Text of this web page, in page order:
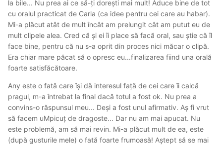
la bile... Nu prea ai ce să-ți dorești mai mult! Aduce bine de tot
cu oralul practicat de Carla (ca idee pentru cei care au habar).
Mi-a plăcut atât de mult încât am prelungit cât am putut eu de
mult clipele alea. Cred că și ei îi place să facă oral, sau știe că îl
face bine, pentru că nu s-a oprit din proces nici măcar o clipă.
Era chiar mare păcat să o opresc eu...finalizarea fiind una orală
foarte satisfăcătoare.
Any este o fată care își dă interesul față de cei care îi calcă
pragul, m-a întrebat la final dacă totul a fost ok. Nu prea a
convins-o răspunsul meu... Deși a fost unul afirmativ. Aș fi vrut
să facem uMpicuț de dragoste... Dar nu am mai apucat. Nu
este problemă, am să mai revin. Mi-a plăcut mult de ea, este
(după gusturile mele) o fată foarte frumoasă! Aștept să se mai